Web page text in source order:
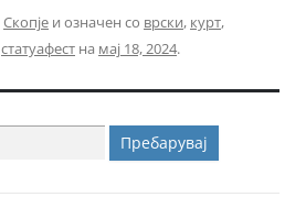
Скопје и означен со врски, курт,
статуафест на мај 18, 2024.